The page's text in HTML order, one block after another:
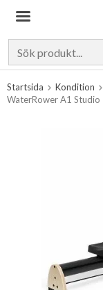
Startsida Kondition
WaterRower A1 Studio